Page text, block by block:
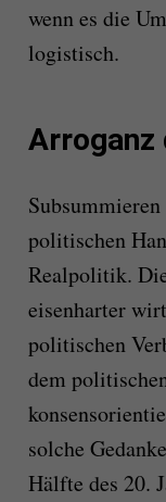
wenn es die
logistisch.
Arroganz
politischen
Realpolitik.
eisenharter
politischen
dem
solche
Hälfte des 20.